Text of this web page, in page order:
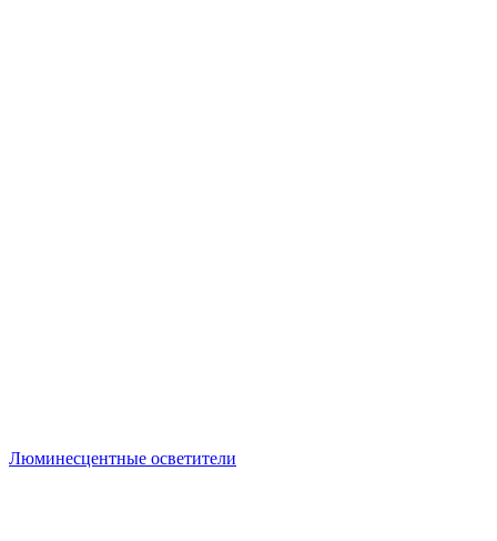
Люминесцентные осветители